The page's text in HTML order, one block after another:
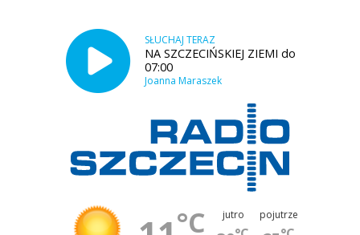
SŁUCHAJ TERAZ
NA SZCZECIŃSKIEJ ZIEMI do
07:00
Joanna Maraszek
°C jutro pojutrze